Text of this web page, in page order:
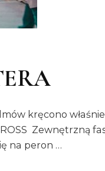
kręcono
Zewnętrzną
na peron …